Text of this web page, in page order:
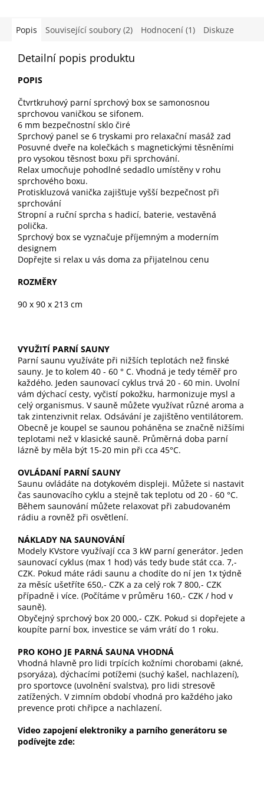
hvězdiček.
Popis Související soubory (2) Hodnocení (1) Diskuze
Detailní popis produktu
POPIS
Čtvrtkruhový parní sprchový box se samonosnou
sprchovou vaničkou se sifonem.
6 mm bezpečnostní sklo čiré
Sprchový panel se 6 tryskami pro relaxační masáž zad
Posuvné dveře na kolečkách s magnetickými těsněními
pro vysokou těsnost boxu při sprchování.
Relax umocňuje pohodlné sedadlo umístěny v rohu
sprchového boxu.
Protiskluzová vanička zajišťuje vyšší bezpečnost při
sprchování
Stropní a ruční sprcha s hadicí, baterie, vestavěná
polička.
Sprchový box se vyznačuje příjemným a moderním
designem
Dopřejte si relax u vás doma za přijatelnou cenu
ROZMĚRY
90 x 90 x 213 cm
VYUŽITÍ PARNÍ SAUNY
Parní saunu využíváte při nižších teplotách než finské
sauny. Je to kolem 40 - 60 ° C. Vhodná je tedy téměř pro
každého. Jeden saunovací cyklus trvá 20 - 60 min. Uvolní
vám dýchací cesty, vyčistí pokožku, harmonizuje mysl a
celý organismus. V sauně můžete využívat různé aroma a
tak zintenzivnit relax. Odsávání je zajištěno ventilátorem.
Obecně je koupel se saunou poháněna se značně nižšími
teplotami než v klasické sauně. Průměrná doba parní
lázně by měla být 15-20 min při cca 45°C.
OVLÁDANÍ PARNÍ SAUNY
Saunu ovládáte na dotykovém displeji. Můžete si nastavit
čas saunovacího cyklu a stejně tak teplotu od 20 - 60 °C.
Během saunování můžete relaxovat při zabudovaném
rádiu a rovněž při osvětlení.
NÁKLADY NA SAUNOVÁNÍ
Modely KVstore využívají cca 3 kW parní generátor. Jeden
saunovací cyklus (max 1 hod) vás tedy bude stát cca. 7,-
CZK. Pokud máte rádi saunu a chodíte do ní jen 1x týdně
za měsíc ušetříte 650,- CZK a za celý rok 7 800,- CZK
případně i více. (Počítáme v průměru 160,- CZK / hod v
sauně).
Obyčejný sprchový box 20 000,- CZK. Pokud si dopřejete a
koupíte parní box, investice se vám vrátí do 1 roku.
PRO KOHO JE PARNÁ SAUNA VHODNÁ
Vhodná hlavně pro lidi trpících kožními chorobami (akné,
psoryáza), dýchacími potížemi (suchý kašel, nachlazení),
pro sportovce (uvolnění svalstva), pro lidi stresově
zatížených. V zimním období vhodná pro každého jako
prevence proti chřipce a nachlazení.
Video zapojení elektroniky a parního generátoru se
podívejte zde: